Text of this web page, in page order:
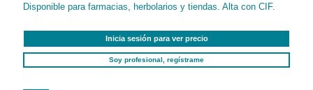
Disponible para farmacias, herbolarios y tiendas. Alta con CIF.
Inicia sesión para ver precio
Soy profesional, regístrame